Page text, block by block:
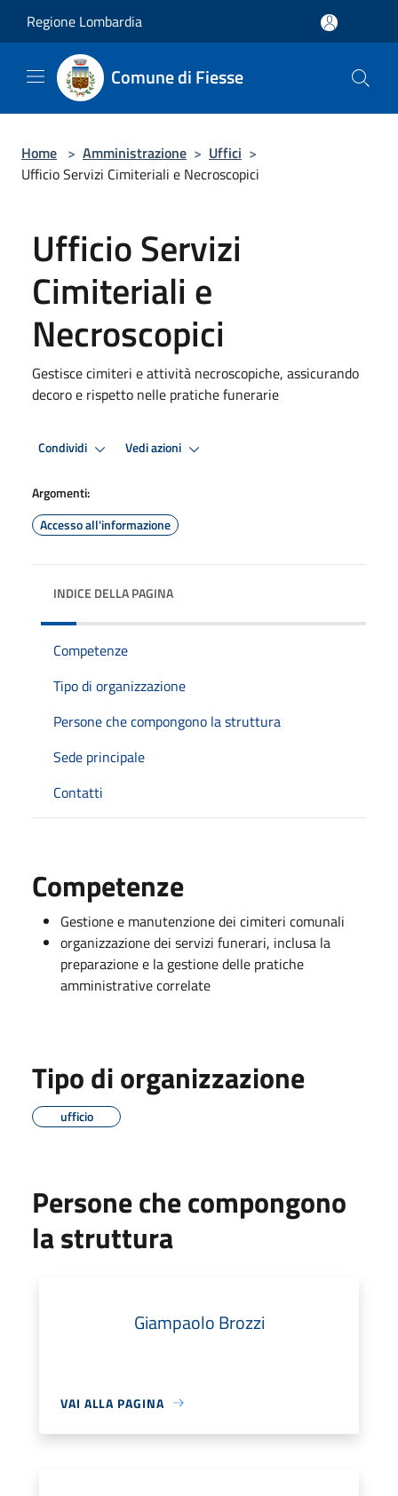
Regione Lombardia
Comune di Fiesse
Home > Amministrazione > Uffici >
Ufficio Servizi Cimiteriali e Necroscopici
Ufficio Servizi
Cimiteriali e
Necroscopici
Gestisce cimiteri e attività necroscopiche, assicurando
decoro e rispetto nelle pratiche funerarie
Condividi Vedi azioni
Argomenti:
Accesso all'informazione
INDICE DELLA PAGINA
Competenze
Tipo di organizzazione
Persone che compongono la struttura
Sede principale
Contatti
Competenze
Gestione e manutenzione dei cimiteri comunali
organizzazione dei servizi funerari, inclusa la
preparazione e la gestione delle pratiche
amministrative correlate
Tipo di organizzazione
ufficio
Persone che compongono
la struttura
Giampaolo Brozzi
VAI ALLA PAGINA